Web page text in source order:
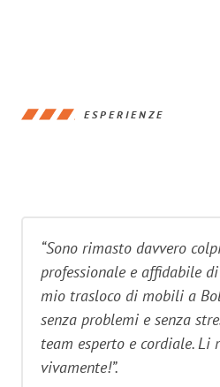
ESPERIENZE
“Sono rimasto davvero
professionale e affidabile
mio trasloco di mobili a
senza problemi e senza
team esperto e cordiale. Li
vivamente!”.